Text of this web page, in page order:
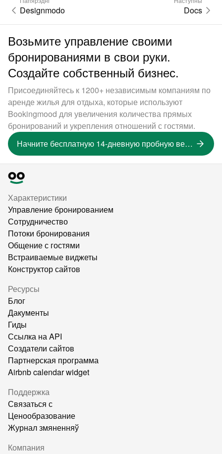
Designmodo Docs
Возьмите управление своими
бронированиями в свои руки.
Создайте собственный бизнес.
Присоединяйтесь к 1200+ независимым компаниям по
аренде жилья для отдыха, которые используют
Bookingmood для увеличения количества прямых
бронирований и укрепления отношений с гостями.
Начните бесплатную 14-дневную пробную версию
Характеристики
Управление бронированием
Сотрудничество
Потоки бронирования
Общение с гостями
Встраиваемые виджеты
Конструктор сайтов
Ресурсы
Блог
Дакументы
Гиды
Ссылка на API
Создатели сайтов
Партнерская программа
Airbnb calendar widget
Поддержка
Связаться с
Ценообразование
Журнал змяненняў
Компания